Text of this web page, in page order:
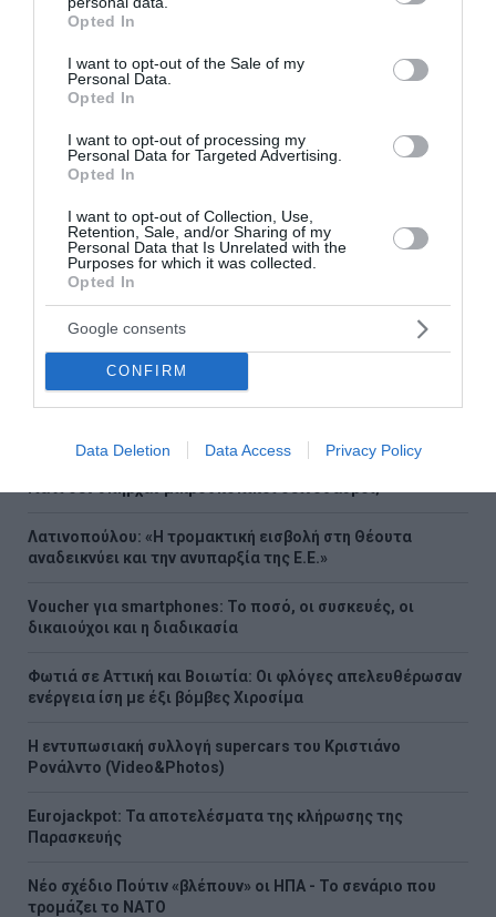
grant or deny consent to Google and its third-party tags to
use your data for below specified purposes in below Google
consent section.
Opted In
I want to opt-out of the Sale of my
Personal Data.
Opted In
I want to opt-out of processing my
Personal Data for Targeted Advertising.
Opted In
I want to opt-out of Collection, Use,
Retention, Sale, and/or Sharing of my
Personal Data that Is Unrelated with the
Purposes for which it was collected.
Opted In
Google consents
CONFIRM
Data Deletion Data Access Privacy Policy
ΠΟΜΙΔΑ: Το 82% θεωρεί τον ΕΝΦΙΑ άδικο φόρο
Ακολουθήστε το Lykavitos.gr
στο Google News
ειδήσεις
Ροή ειδήσεων
Εορτολόγιο: Ποιοι γιορτάζουν σήμερα
Ραμνούντος στο Γραμματικό (Photos)
Λατινοπούλου: «Η τρομακτική εισβολή στη Θέουτα
αναδεικνύει και την ανυπαρξία της Ε.Ε.»
Voucher για smartphones: Το ποσό, οι συσκευές, οι
δικαιούχοι και η διαδικασία
Φωτιά σε Αττική και Βοιωτία: Οι φλόγες απελευθέρωσαν
ενέργεια ίση με έξι βόμβες Χιροσίμα
H εντυπωσιακή συλλογή supercars του Κριστιάνο
Ρονάλντο (Video&Photos)
Eurojackpot: Τα αποτελέσματα της κλήρωσης της
Παρασκευής
Νέο σχέδιο Πούτιν «βλέπουν» οι ΗΠΑ - Το σενάριο που
τρομάζει το ΝΑΤΟ